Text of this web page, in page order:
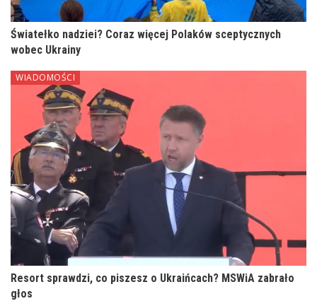
Światełko nadziei? Coraz więcej Polaków sceptycznych
wobec Ukrainy
WIADOMOŚCI
Resort sprawdzi, co piszesz o Ukraińcach? MSWiA zabrało
głos